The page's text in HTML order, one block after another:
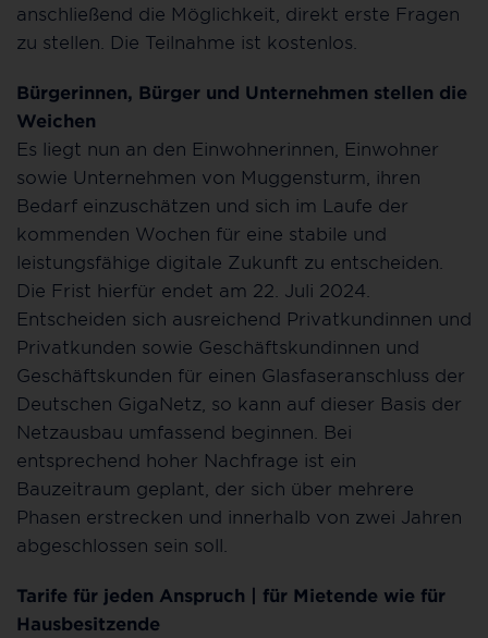
anschließend die Möglichkeit, direkt erste Fragen
zu stellen. Die Teilnahme ist kostenlos.
Bürgerinnen, Bürger und Unternehmen stellen die
Weichen
Es liegt nun an den Einwohnerinnen, Einwohner
sowie Unternehmen von Muggensturm, ihren
Bedarf einzuschätzen und sich im Laufe der
kommenden Wochen für eine stabile und
leistungsfähige digitale Zukunft zu entscheiden.
Die Frist hierfür endet am 22. Juli 2024.
Entscheiden sich ausreichend Privatkundinnen und
Privatkunden sowie Geschäftskundinnen und
Geschäftskunden für einen Glasfaseranschluss der
Deutschen GigaNetz, so kann auf dieser Basis der
Netzausbau umfassend beginnen. Bei
entsprechend hoher Nachfrage ist ein
Bauzeitraum geplant, der sich über mehrere
Phasen erstrecken und innerhalb von zwei Jahren
abgeschlossen sein soll.
Tarife für jeden Anspruch | für Mietende wie für
Hausbesitzende